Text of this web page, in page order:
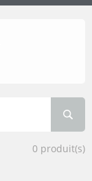
0 produit(s)